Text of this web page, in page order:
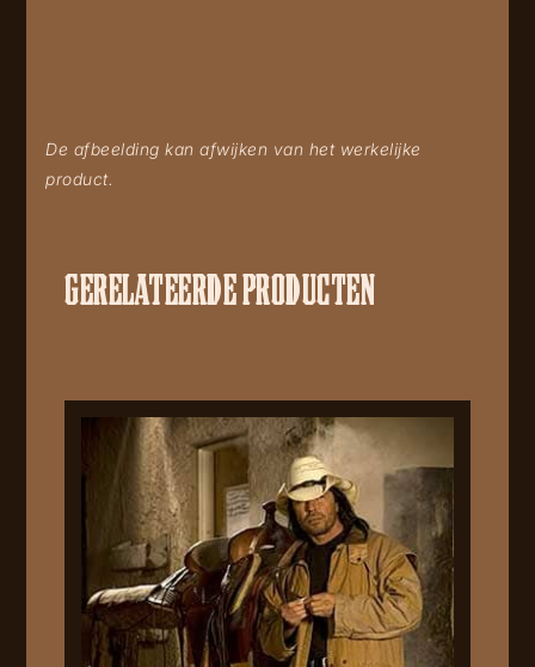
De afbeelding kan afwijken van het werkelijke
product.
GERELATEERDE PRODUCTEN